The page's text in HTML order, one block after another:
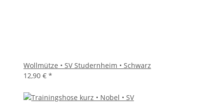
Wollmütze • SV Studernheim • Schwarz
12,90 € *